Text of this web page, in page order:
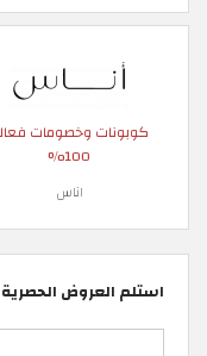
كوبونات وخصومات
100%
اناس
استلم العروض الحصرية